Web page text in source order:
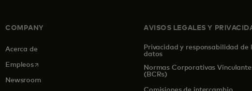
COMPANY
Acerca de
Empleosse abre en una pestaña nueva
Newsroom
AVISOS LEGALES Y
Privacidad y responsabilidad de
datos
Normas Corporativas
(BCRs)